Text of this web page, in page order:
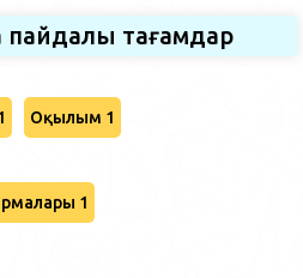
пайдалы тағамдар
Оқылым 1
1